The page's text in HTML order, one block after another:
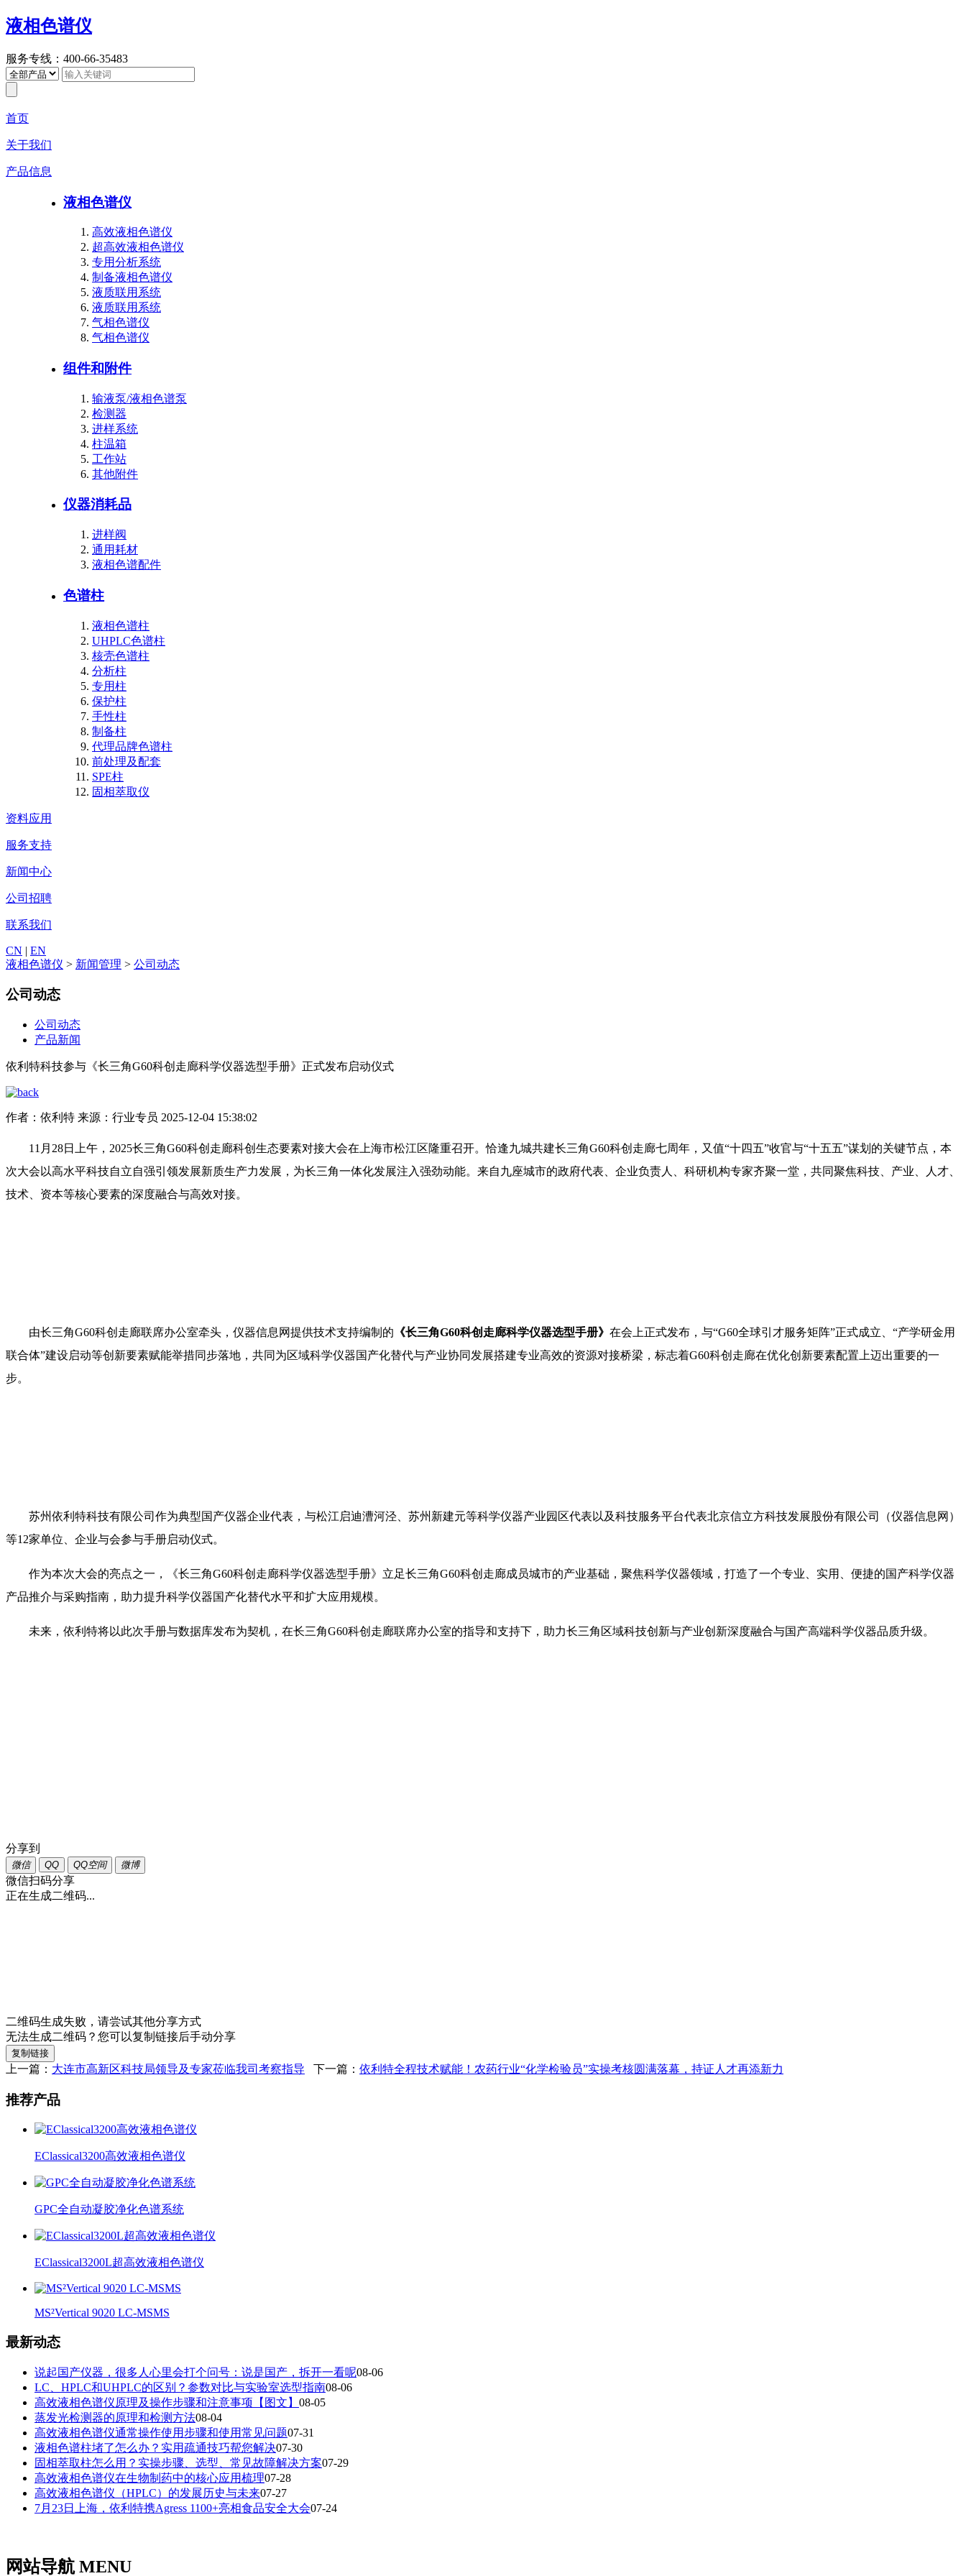
液相色谱仪
服务专线：400-66-35483
首页
关于我们
产品信息
液相色谱仪
高效液相色谱仪
超高效液相色谱仪
专用分析系统
制备液相色谱仪
液质联用系统
液质联用系统
气相色谱仪
气相色谱仪
组件和附件
输液泵/液相色谱泵
检测器
进样系统
柱温箱
工作站
其他附件
仪器消耗品
进样阀
通用耗材
液相色谱配件
色谱柱
液相色谱柱
UHPLC色谱柱
核壳色谱柱
分析柱
专用柱
保护柱
手性柱
制备柱
代理品牌色谱柱
前处理及配套
SPE柱
固相萃取仪
资料应用
服务支持
新闻中心
公司招聘
联系我们
CN | EN
液相色谱仪 > 新闻管理 > 公司动态
公司动态
公司动态
产品新闻
依利特科技参与《长三角G60科创走廊科学仪器选型手册》正式发布启动仪式
作者：依利特 来源：行业专员 2025-12-04 15:38:02
11月28日上午，2025长三角G60科创走廊科创生态要素对接大会在上海市松江区隆重召开。恰逢九城共建长三角G60科创走廊七周年，又值“十四五”收官与“十五五”谋划的关键节点，本
次大会以高水平科技自立自强引领发展新质生产力发展，为长三角一体化发展注入强劲动能。来自九座城市的政府代表、企业负责人、科研机构专家齐聚一堂，共同聚焦科技、产业、人才、
技术、资本等核心要素的深度融合与高效对接。
由长三角G60科创走廊联席办公室牵头，仪器信息网提供技术支持编制的 《长三角G60科创走廊科学仪器选型手册》 在会上正式发布，与“G60全球引才服务矩阵”正式成立、“产学研金用
联合体”建设启动等创新要素赋能举措同步落地，共同为区域科学仪器国产化替代与产业协同发展搭建专业高效的资源对接桥梁，标志着G60科创走廊在优化创新要素配置上迈出重要的一
步。
苏州依利特科技有限公司作为典型国产仪器企业代表，与松江启迪漕河泾、苏州新建元等科学仪器产业园区代表以及科技服务平台代表北京信立方科技发展股份有限公司（仪器信息网）
等12家单位、企业与会参与手册启动仪式。
作为本次大会的亮点之一，《长三角G60科创走廊科学仪器选型手册》立足长三角G60科创走廊成员城市的产业基础，聚焦科学仪器领域，打造了一个专业、实用、便捷的国产科学仪器
产品推介与采购指南，助力提升科学仪器国产化替代水平和扩大应用规模。
未来，依利特将以此次手册与数据库发布为契机，在长三角G60科创走廊联席办公室的指导和支持下，助力长三角区域科技创新与产业创新深度融合与国产高端科学仪器品质升级。
分享到
微信 QQ QQ空间 微博
微信扫码分享
正在生成二维码...
二维码生成失败，请尝试其他分享方式
无法生成二维码？您可以复制链接后手动分享
复制链接
上一篇： 大连市高新区科技局领导及专家莅临我司考察指导 下一篇： 依利特全程技术赋能！农药行业“化学检验员”实操考核圆满落幕，持证人才再添新力
推荐产品
EClassical3200高效液相色谱仪
GPC全自动凝胶净化色谱系统
EClassical3200L超高效液相色谱仪
MS²Vertical 9020 LC-MSMS
最新动态
说起国产仪器，很多人心里会打个问号：说是国产，拆开一看呢08-06
LC、HPLC和UHPLC的区别？参数对比与实验室选型指南08-06
高效液相色谱仪原理及操作步骤和注意事项【图文】 08-05
蒸发光检测器的原理和检测方法08-04
高效液相色谱仪通常操作使用步骤和使用常见问题07-31
液相色谱柱堵了怎么办？实用疏通技巧帮您解决07-30
固相萃取柱怎么用？实操步骤、选型、常见故障解决方案07-29
高效液相色谱仪在生物制药中的核心应用梳理07-28
高效液相色谱仪（HPLC）的发展历史与未来07-27
7月23日上海，依利特携Agress 1100+亮相食品安全大会07-24
网站导航 MENU